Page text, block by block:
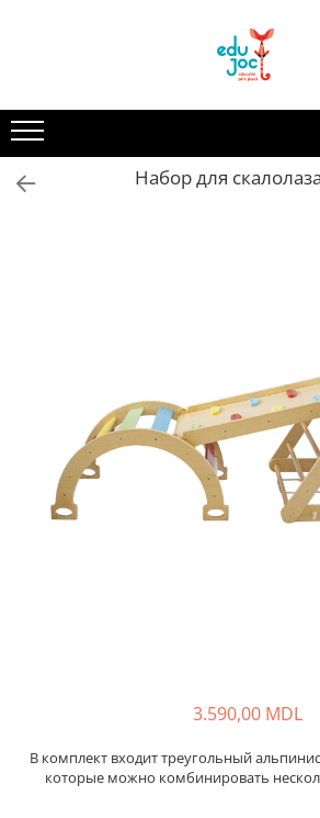
1-2 ani
3-4 ani
5-7 ani
Набор для
3.590,00 MDL
В комплект входит треугольный
которые можно комбинировать